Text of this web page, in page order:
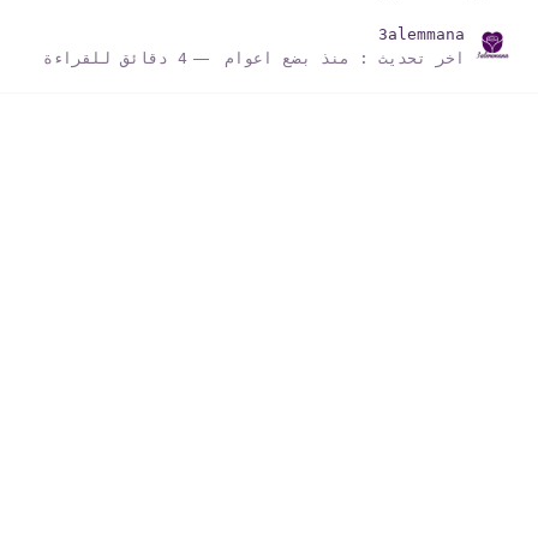
3alemmana
اخر تحديث :
منذ بضع اعوام 4 دقائق للقراءة